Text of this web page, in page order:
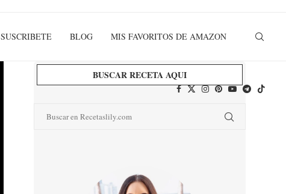
SUSCRIBETE BLOG MIS FAVORITOS DE AMAZON
BUSCAR RECETA AQUI